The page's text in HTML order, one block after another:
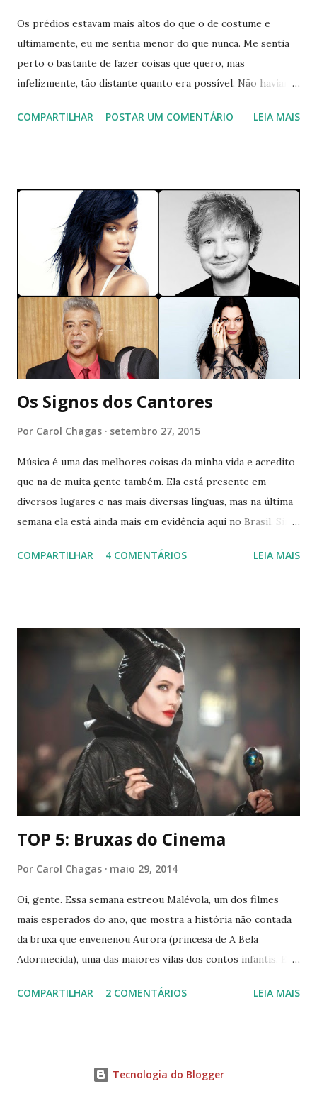
Os prédios estavam mais altos do que o de costume e
ultimamente, eu me sentia menor do que nunca. Me sentia
perto o bastante de fazer coisas que quero, mas
infelizmente, tão distante quanto era possível. Não haviam
eu me sentia presa e predadora do que quer que estivesse
nada mais parecia estar definido. E isso me definhava aos
poucos. Me comia viva sem pedir troco, me dessensibilizava
a ponto de eu me sensibilizar com migalhas. Eu não era
mais minha ou de quem quer que fosse. Isso me frustrava.
Mais uma vez, me via ali estirada ao chão, como quem pede
ao mundo um pouco de carinho. Sempre perto de
aniversários. Ninguém continuava tendo respostas para as
coincidências que apareciam em determinados meses. Será
que esse ciclo torto sempre voltaria a se repetir? Eu ...
COMPARTILHAR POSTAR UM COMENTÁRIO LEIA MAIS
Os Signos dos Cantores
Por Carol Chagas setembro 27, 2015
Música é uma das melhores coisas da minha vida e acredito
que na de muita gente também. Ela está presente em
diversos lugares e nas mais diversas línguas, mas na última
semana ela está ainda mais em evidência aqui no Brasil. Sim,
decidi fazer um post sobre os cantores, mas de um jeitinho
procurar o aniversário dos cantores, resolvi reunir muitos
deles em um post :) Lembrando que podem existir
diferenças nos perfis que eu descrevi, dependendo do
ascendente e da posição das casas , okay? Agora vai lá, ler :P
Áries Os arianos são conhecidos por iniciar, colocar em
prática coisas que ainda não foram realizadas. E que, por
esse motivo, sempre são lembrados por seus feitos. Áries
é o tempo de começos e isso fica ainda mais evidente a...
COMPARTILHAR 4 COMENTÁRIOS LEIA MAIS
TOP 5: Bruxas do Cinema
Por Carol Chagas maio 29, 2014
Oi, gente. Essa semana estreou Malévola, um dos filmes
mais esperados do ano, que mostra a história não contada
da bruxa que envenenou Aurora (princesa de A Bela
Adormecida), uma das maiores vilãs dos contos infantis. E
faz lembrar de uma coisa: da importância dos vilões.
os próprios mocinhos. Acredito que a imperfeição é mais
COMPARTILHAR 2 COMENTÁRIOS LEIA MAIS
Tecnologia do Blogger